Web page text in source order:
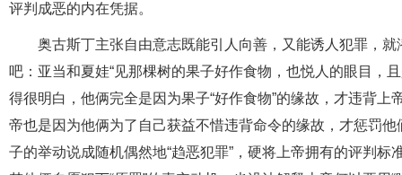
评判成恶的内在凭据。
奥古斯丁主张自由意志既能引人向善，又能诱人犯罪，
吧：亚当和夏娃“见那棵树的果子好作食物，也悦人的眼目，
得很明白，他俩完全是因为果子“好作食物”的缘故，才违背
帝也是因为他俩为了自己获益不惜违背命令的缘故，才惩罚
子的举动说成随机偶然地“趋恶犯罪”，硬将上帝拥有的评判